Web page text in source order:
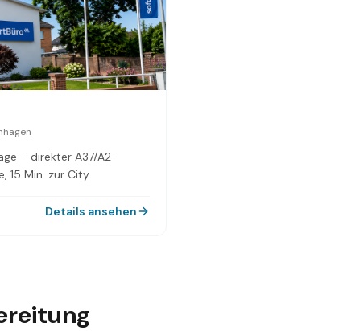
– direkter A37/A2-
15 Min. zur City.
Details ansehen